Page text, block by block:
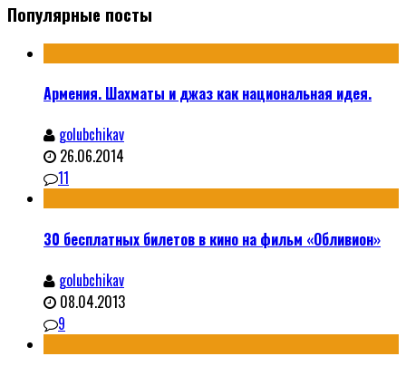
Популярные посты
Армения. Шахматы и джаз как национальная идея.
golubchikav
26.06.2014
11
30 бесплатных билетов в кино на фильм «Обливион»
golubchikav
08.04.2013
9